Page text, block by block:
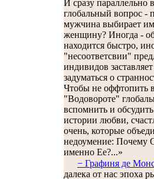
И сразу параллельно
глобальный вопрос -
мужчина выбирает
женщину? Иногда -
находится быстро,
"несоответсвии"
индивидов заставляет
задуматься о
Чтобы не оффтопить в
"Водовороте"
вспомнить и
истории любви,
очень, которые
недоумение: Почему
именно Ее?...»
− Графиня де
далека от нас эпоха